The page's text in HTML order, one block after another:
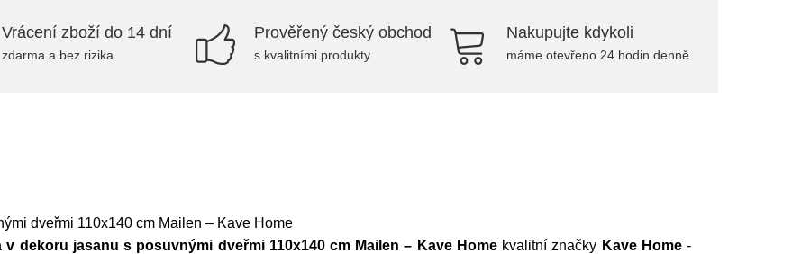
Vrácení zboží do 14 dní
zdarma a bez rizika
Prověřený český obchod
s kvalitními produkty
Nakupujte kdykoli
máme otevřeno 24 hodin denně
dveřmi 110x140 cm Mailen – Kave Home
v dekoru jasanu s posuvnými dveřmi 110x140 cm Mailen – Kave Homekvalitní značky Kave Home-